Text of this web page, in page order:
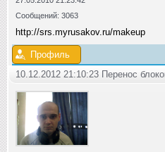
Сообщений: 3063
http://srs.myrusakov.ru/makeup
Профиль
10.12.2012 21:10:23 Перенос